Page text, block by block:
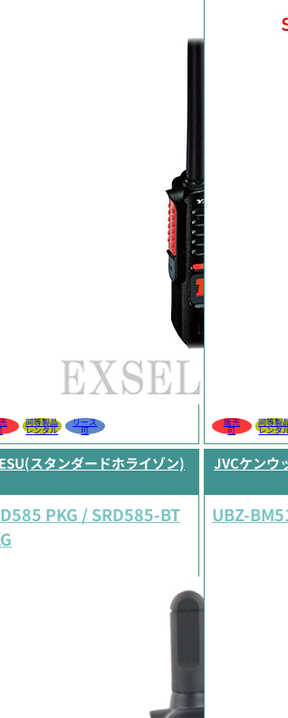
同等製品
レンタル
リース
可
販売
可
同等製
レンタ
スタンダードホライゾン)
PKG / SRD585-BT
JVCケンウ
UBZ-